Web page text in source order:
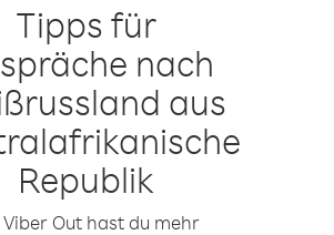
Tipps für
nach
aus
Republik
Out hast du mehr